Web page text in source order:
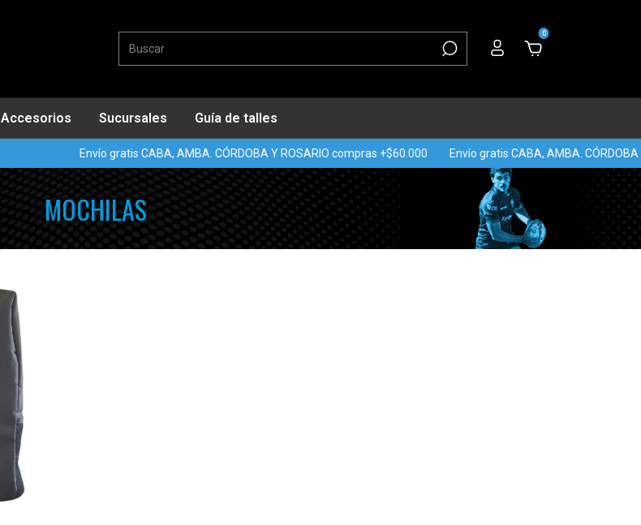
0
Accesorios Sucursales Guía de talles
Envío gratis CABA, AMBA. CÓRDOBA Y ROSARIO compras +$60.000 Envío gratis CABA, AMBA. CÓRDOBA
MOCHILAS